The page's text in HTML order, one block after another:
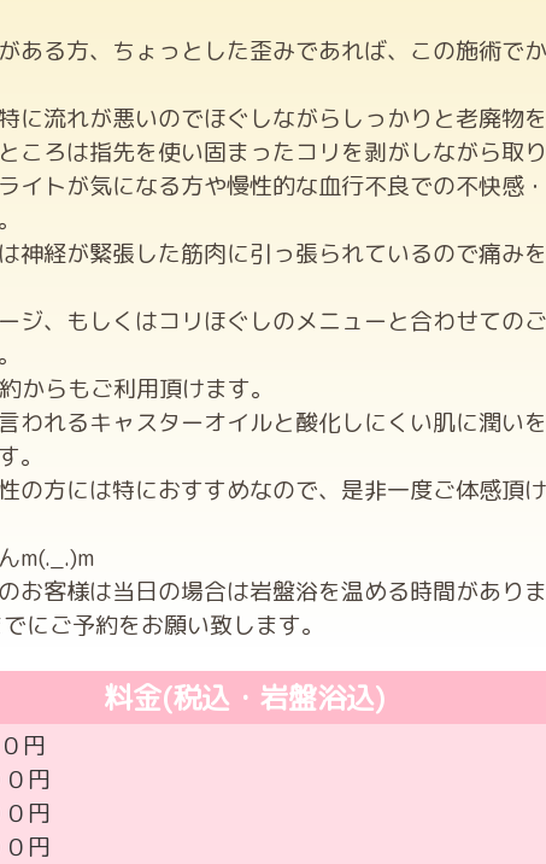
ある方、ちょっとした歪みであれば、この施術で
に流れが悪いのでほぐしながらしっかりと老廃物を
ころは指先を使い固まったコリを剥がしながら取り
イトが気になる方や慢性的な血行不良での不快感
神経が緊張した筋肉に引っ張られているので痛み
ジ、もしくはコリほぐしのメニューと合わせてのご
からもご利用頂けます。
われるキャスターオイルと酸化しにくい肌に潤い
。
の方には特におすすめなので、是非一度ご体感頂
m(._.)m
お客様は当日の場合は岩盤浴を温める時間があり
にご予約をお願い致します。
料金(税込・岩盤浴込)
円
円
円
円